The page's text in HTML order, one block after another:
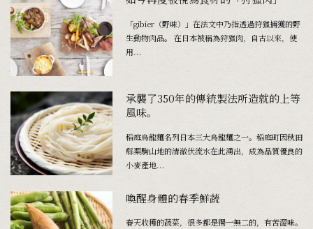
「gibier（野味）」在法文中乃指透過狩獵捕獲的野
生動物肉品。 在日本被稱為狩獵肉，自古以來，使
用...
承襲了350年的傳統製法所造就的上等
風味。
稻庭烏龍麵名列日本三大烏龍麵之一。稻庭町因秋田
縣栗駒山地的清澈伏流水在此湧出，成為品質優良的
小麥產地...
喚醒身體的春季鮮蔬
春天收穫的蔬菜，很多都是獨一無二的，有苦澀味。